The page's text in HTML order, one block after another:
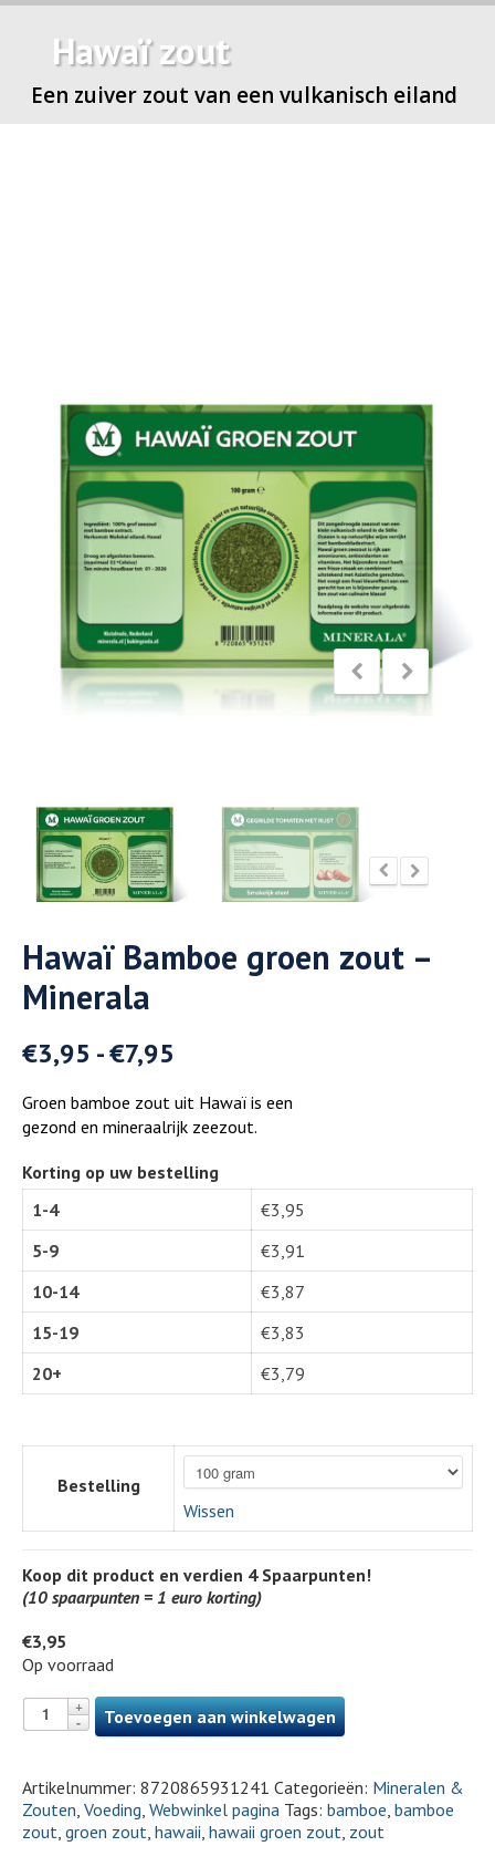
Hawaï zout
Een zuiver zout van een vulkanisch eiland
Hawaï Bamboe groen zout –
Minerala
€3,95 -€7,95
Groen bamboe zout uit Hawaï is een
gezond en mineraalrijk zeezout.
Korting op uw bestelling
1-4
€3,95
5-9
€3,91
10-14
€3,87
15-19
€3,83
20+
€3,79
Bestelling
Wissen
Koop dit product en verdien 4Spaarpunten!
(10 spaarpunten = 1 euro korting)
€3,95
Op voorraad
Toevoegen aan winkelwagen
Artikelnummer: 8720865931241 Categorieën: Mineralen &
Zouten Voeding Webwinkel pagina Tags: bamboe bamboe
zout groen zout hawaii hawaii groen zout zout